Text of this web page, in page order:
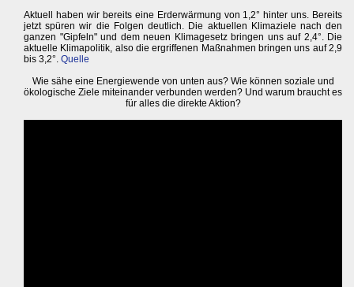
Aktuell haben wir bereits eine Erderwärmung von 1,2° hinter uns. Bereits
jetzt spüren wir die Folgen deutlich. Die aktuellen Klimaziele nach den
ganzen "Gipfeln" und dem neuen Klimagesetz bringen uns auf 2,4°. Die
aktuelle Klimapolitik, also die ergriffenen Maßnahmen bringen uns auf 2,9
bis 3,2°. Quelle
Wie sähe eine Energiewende von unten aus? Wie können soziale und
ökologische Ziele miteinander verbunden werden? Und warum braucht es
für alles die direkte Aktion?